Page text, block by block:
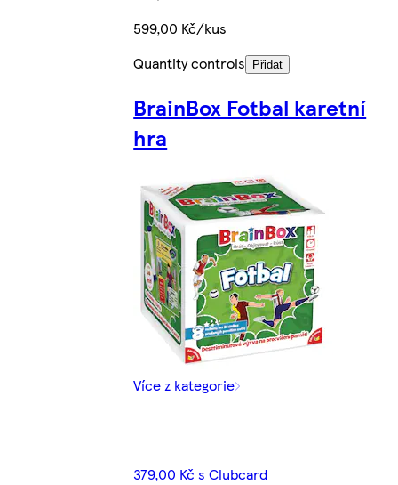
599,00 Kč/kus
Quantity controls Přidat
BrainBox Fotbal karetní
hra
Více z kategorie
379,00 Kč s Clubcard